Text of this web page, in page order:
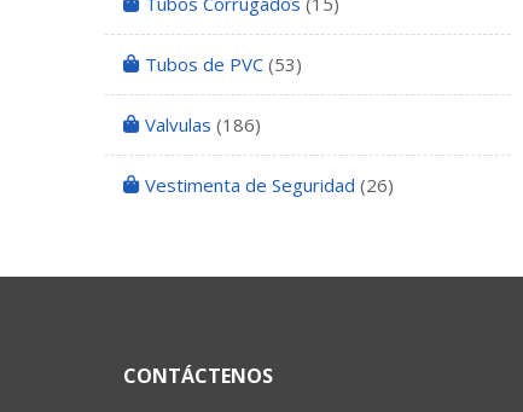
Tubos de PVC (53)
Valvulas (186)
Vestimenta de Seguridad (26)
CONTÁCTENOS